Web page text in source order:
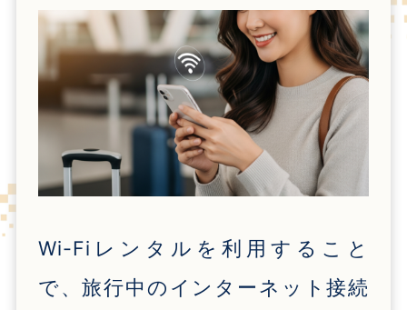
Wi-Fi レンタルを利用すること
で、旅行中のインターネット接続